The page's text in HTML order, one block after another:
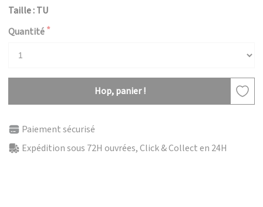
Taille : TU
Quantité
Hop, panier !
Paiement sécurisé
Expédition sous 72H ouvrées, Click & Collect en 24H